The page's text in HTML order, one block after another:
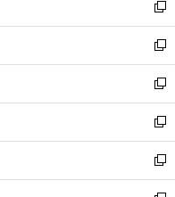
で
開
く
ド
ウ
で
開
く
ィ
ン
ド
ウ
で
開
く
い
ウ
ィ
ン
ド
ウ
で
開
く
新
し
い
ウ
ィ
ン
ド
ウ
で
開
新
し
い
ウ
ィ
ン
ド
ウ
新
し
い
ウ
ィ
ン
新
し
い
ウ
新
し